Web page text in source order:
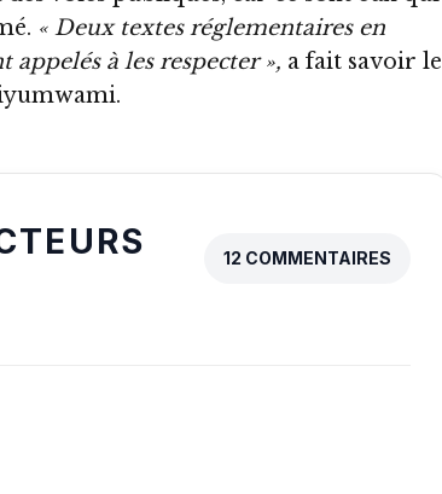
« Deux textes réglementaires en
appelés à les respecter », a fait savoir le
12 COMMENTAIRES